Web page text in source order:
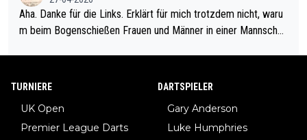
man nur zum Neurologen und nicht zum Mentaltrainer gehen…
Aha. Danke für die Links. Erklärt für mich trotzdem nicht, waru
m beim Bogenschießen Frauen und Männer in einer Mannschaf
rlichkeit vorausgesetzt ist. Gilt sogar bei den olympischen Spie
ftigt sich ausführlich, sachlich und absolut nachvollziehbar mit
dem Thema.
TURNIERE
UK Open
Premier League Darts
DARTSPIELER
Gary Anderson
Luke Humphries